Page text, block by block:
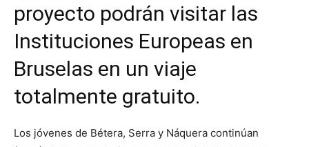
proyecto podrán visitar las
Instituciones Europeas en
Bruselas en un viaje
totalmente gratuito.
Los jóvenes de Bétera, Serra y Náquera continúan